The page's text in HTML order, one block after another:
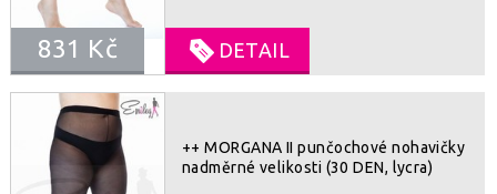
vhodné i jako spodní svršek pod
oblečení. Vzhledem k použitému
materiálu jsou téměř nezničitelné.
SLOZENI : 92% polyamide, 8% elastan
831 Kč DETAIL
++ MORGANA II punčochové nohavičky
nadměrné velikosti (30 DEN, lycra)